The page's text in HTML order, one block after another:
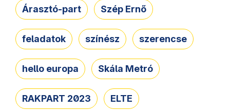
Árasztó-part Szép Ernő
feladatok színész szerencse
hello europa Skála Metró
RAKPART 2023 ELTE